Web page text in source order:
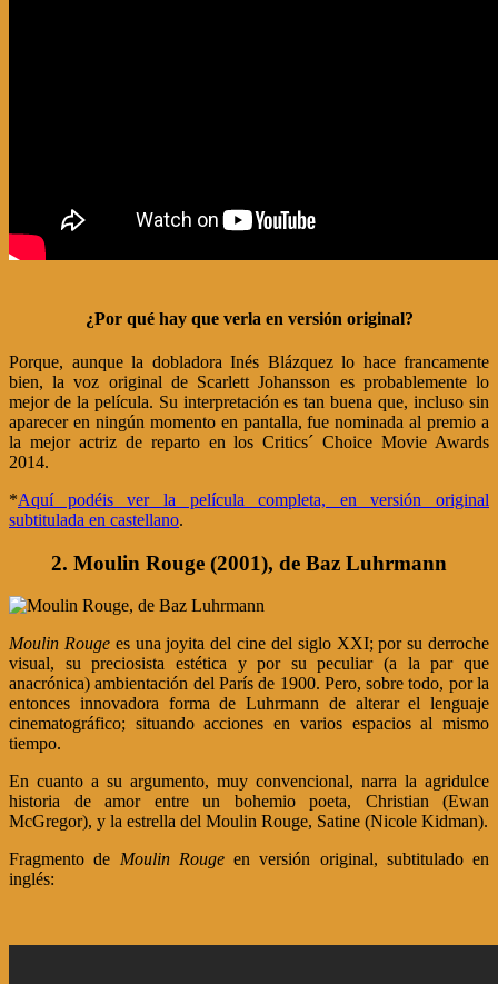
¿Por qué hay que verla en versión original?
Porque, aunque la dobladora Inés Blázquez lo hace francamente
bien, la voz original de Scarlett Johansson es probablemente lo
mejor de la película. Su interpretación es tan buena que, incluso sin
aparecer en ningún momento en pantalla, fue nominada al premio a
la mejor actriz de reparto en los Critics´ Choice Movie Awards
2014.
*Aquí podéis ver la película completa, en versión original
subtitulada en castellano.
2. Moulin Rouge (2001), de Baz Luhrmann
Moulin Rougees una joyita del cine del siglo XXI; por su derroche
visual, su preciosista estética y por su peculiar (a la par que
anacrónica) ambientación del París de 1900. Pero, sobre todo, por la
entonces innovadora forma de Luhrmann de alterar el lenguaje
cinematográfico; situando acciones en varios espacios al mismo
tiempo.
En cuanto a su argumento, muy convencional, narra la agridulce
historia de amor entre un bohemio poeta, Christian (Ewan
McGregor), y la estrella del Moulin Rouge, Satine (Nicole Kidman).
Fragmento de Moulin Rougeen versión original, subtitulado en
inglés: